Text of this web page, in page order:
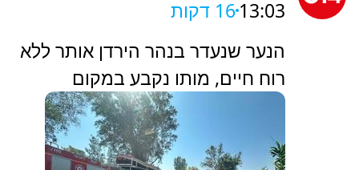
13:03 16 דקות
הנער שנעדר בנהר הירדן אותר ללא
רוח חיים, מותו נקבע במקום